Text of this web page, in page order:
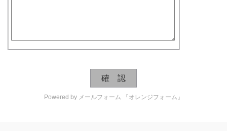
Powered by メールフォーム 『オレンジフォーム』